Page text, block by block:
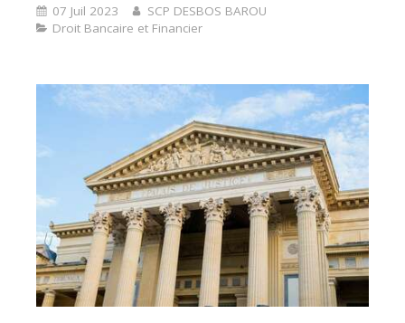
07 Juil 2023
SCP DESBOS BAROU
Droit Bancaire et Financier